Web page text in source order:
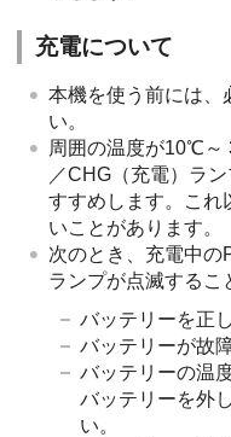
充電について
本機を使う前には、
い。
周囲の温度が10℃～
／CHG（充電）ラ
すすめします。これ
いことがあります。
次のとき、充電中の
ランプが点滅するこ
バッテリーを正
バッテリーが故
バッテリーの温
バッテリーを外
い。